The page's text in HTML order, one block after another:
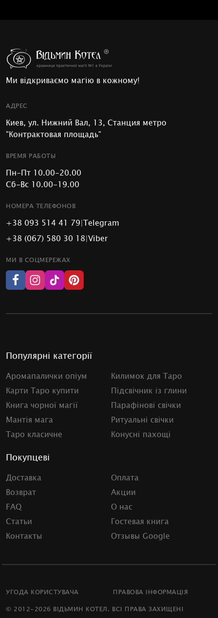
Ми відкриваємо магію в кожному!
АДРЕС
Киев, ул. Нижний Вал, 13, Станция метро
"Контрактовая площадь"
ВРЕМЯ РАБОТЫ
Пн-Пт 10.00-20.00
Сб-Вс 10.00-19.00
НОМЕРА ТЕЛЕФОНОВ
+38 093 514 41 79|Telegram
+38 (067) 580 30 18|Viber
МИ В СОЦМЕРЕЖАХ
Популярні категорії
Аромапалички опіум
Килимок для Таро
Карти Таро купити
Підсвічник із глини
Книга чорної магії
Парафінові свічки
Мантія мага
Ритуальні свічки
Таро класичне
Конусні пахощі
Покупцеві
Доставка
Оплата
Возврат
Акции
FAQ
О нас
Статьи
Гостевая книга
Контакты
Отзывы Google
УГОДА КОРИСТУВАЧА ПРАВОВА ІНФОРМАЦІЯ
© 2012-2026 ВІДЬМИН КОТЕЛ. ВСІ ПРАВА ЗАХИЩЕНІ